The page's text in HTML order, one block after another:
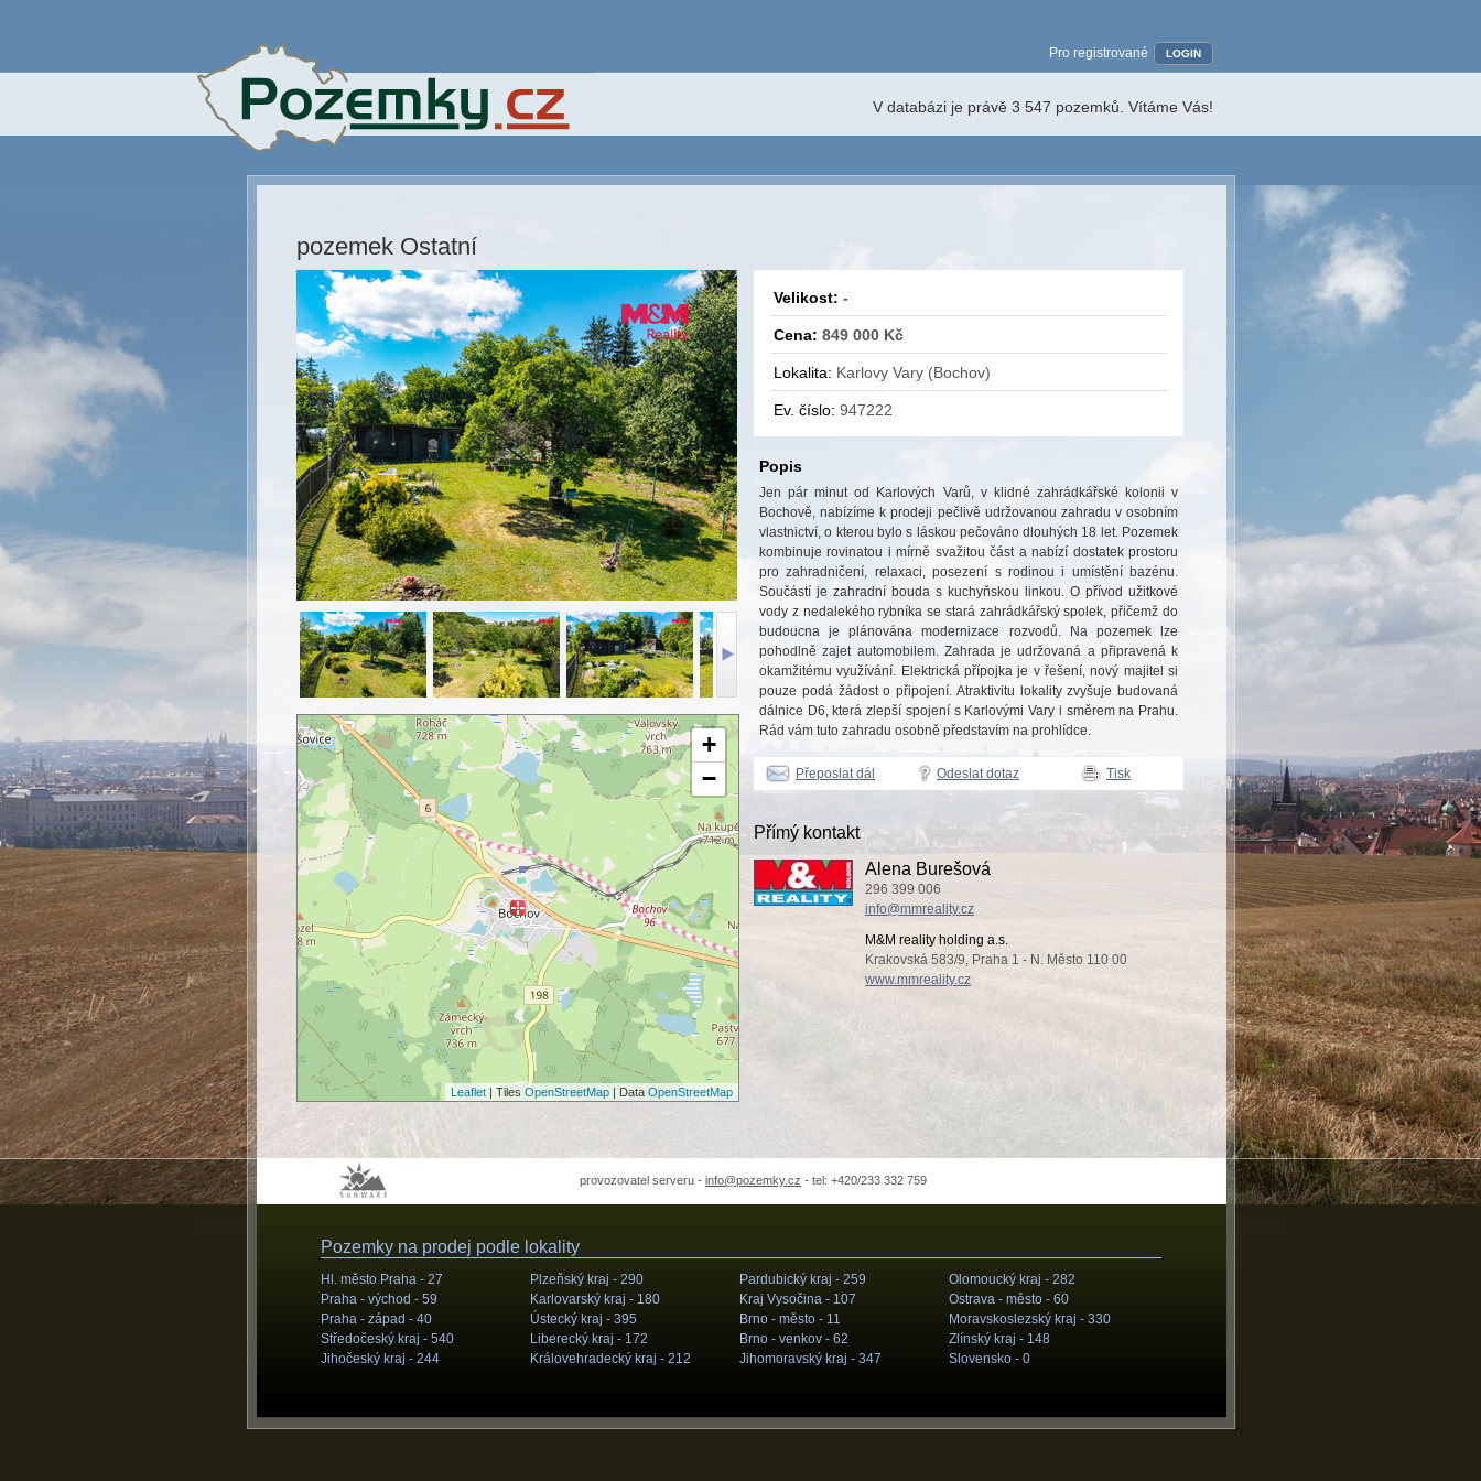
Pro registrované LOGIN
V databázi je právě 3 547 pozemků. Vítáme Vás!
pozemek Ostatní
+
−
Leaflet | Tiles OpenStreetMap | Data OpenStreetMap
Velikost: -
Cena: 849 000 Kč
Lokalita: Karlovy Vary (Bochov)
Ev. číslo: 947222
Popis
Jen pár minut od Karlových Varů, v klidné zahrádkářské kolonii v
Bochově, nabízíme k prodeji pečlivě udržovanou zahradu v osobním
vlastnictví, o kterou bylo s láskou pečováno dlouhých 18 let. Pozemek
kombinuje rovinatou i mírně svažitou část a nabízí dostatek prostoru
pro zahradničení, relaxaci, posezení s rodinou i umístění bazénu.
Součástí je zahradní bouda s kuchyňskou linkou. O přívod užitkové
vody z nedalekého rybníka se stará zahrádkářský spolek, přičemž do
budoucna je plánována modernizace rozvodů. Na pozemek lze
pohodlně zajet automobilem. Zahrada je udržovaná a připravená k
okamžitému využívání. Elektrická přípojka je v řešení, nový majitel si
pouze podá žádost o připojení. Atraktivitu lokality zvyšuje budovaná
dálnice D6, která zlepší spojení s Karlovými Vary i směrem na Prahu.
Rád vám tuto zahradu osobně představím na prohlídce.
Přeposlat dál Odeslat dotaz Tisk
Přímý kontakt
Alena Burešová
296 399 006
info@mmreality.cz
M&M reality holding a.s.
Krakovská 583/9, Praha 1 - N. Město 110 00
www.mmreality.cz
provozovatel serveru - info@pozemky.cz - tel: +420/233 332 759
Pozemky na prodej podle lokality
Hl. město Praha - 27
Praha - východ - 59
Praha - západ - 40
Středočeský kraj - 540
Jihočeský kraj - 244
Plzeňský kraj - 290
Karlovarský kraj - 180
Ústecký kraj - 395
Liberecký kraj - 172
Královehradecký kraj - 212
Pardubický kraj - 259
Kraj Vysočina - 107
Brno - město - 11
Brno - venkov - 62
Jihomoravský kraj - 347
Olomoucký kraj - 282
Ostrava - město - 60
Moravskoslezský kraj - 330
Zlínský kraj - 148
Slovensko - 0